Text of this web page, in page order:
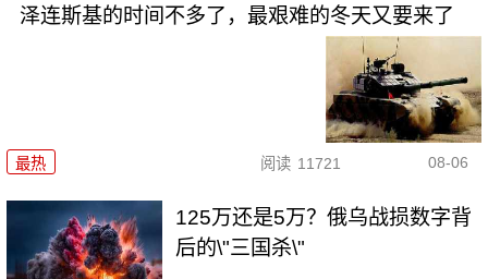
泽连斯基的时间不多了，最艰难的冬天又要来了
最热 阅读 11721 08-06
125万还是5万？俄乌战损数字背
后的\"三国杀\"